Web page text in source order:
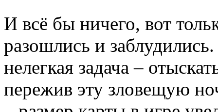
И всё бы ничего, вот
разошлись и
нелегкая задача –
пережив эту зловещую